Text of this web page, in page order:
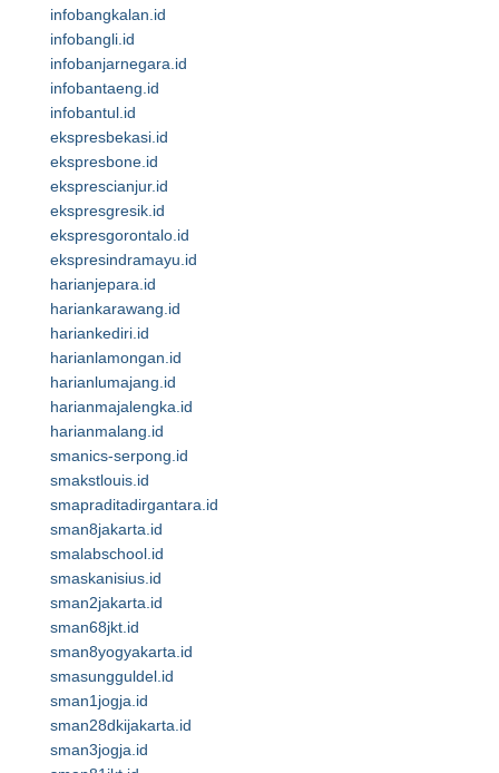
infobangkalan.id
infobangli.id
infobanjarnegara.id
infobantaeng.id
infobantul.id
ekspresbekasi.id
ekspresbone.id
eksprescianjur.id
ekspresgresik.id
ekspresgorontalo.id
ekspresindramayu.id
harianjepara.id
hariankarawang.id
hariankediri.id
harianlamongan.id
harianlumajang.id
harianmajalengka.id
harianmalang.id
smanics-serpong.id
smakstlouis.id
smapraditadirgantara.id
sman8jakarta.id
smalabschool.id
smaskanisius.id
sman2jakarta.id
sman68jkt.id
sman8yogyakarta.id
smasungguldel.id
sman1jogja.id
sman28dkijakarta.id
sman3jogja.id